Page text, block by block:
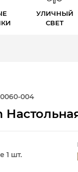
УЛИЧНЫЙ
СВЕТ
004
1 шт.